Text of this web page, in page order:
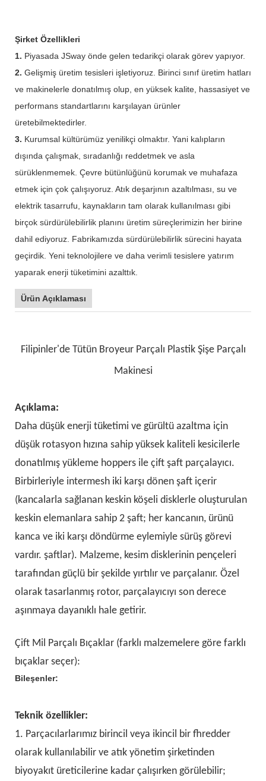
Şirket Özellikleri
1. Piyasada JSway önde gelen tedarikçi olarak görev yapıyor.
2. Gelişmiş üretim tesisleri işletiyoruz. Birinci sınıf üretim hatları
ve makinelerle donatılmış olup, en yüksek kalite, hassasiyet ve
performans standartlarını karşılayan ürünler
üretebilmektedirler.
3. Kurumsal kültürümüz yenilikçi olmaktır. Yani kalıpların
dışında çalışmak, sıradanlığı reddetmek ve asla
sürüklenmemek. Çevre bütünlüğünü korumak ve muhafaza
etmek için çok çalışıyoruz. Atık deşarjının azaltılması, su ve
elektrik tasarrufu, kaynakların tam olarak kullanılması gibi
birçok sürdürülebilirlik planını üretim süreçlerimizin her birine
dahil ediyoruz. Fabrikamızda sürdürülebilirlik sürecini hayata
geçirdik. Yeni teknolojilere ve daha verimli tesislere yatırım
yaparak enerji tüketimini azalttık.
Ürün Açıklaması
Filipinler'de Tütün Broyeur Parçalı Plastik Şişe Parçalı
Makinesi
Açıklama:
Daha düşük enerji tüketimi ve gürültü azaltma için
düşük rotasyon hızına sahip yüksek kaliteli kesicilerle
donatılmış yükleme hoppers ile çift şaft parçalayıcı.
Birbirleriyle intermesh iki karşı dönen şaft içerir
(kancalarla sağlanan keskin köşeli disklerle oluşturulan
keskin elemanlara sahip 2 şaft; her kancanın, ürünü
kanca ve iki karşı döndürme eylemiyle sürüş görevi
vardır. şaftlar). Malzeme, kesim disklerinin pençeleri
tarafından güçlü bir şekilde yırtılır ve parçalanır. Özel
olarak tasarlanmış rotor, parçalayıcıyı son derece
aşınmaya dayanıklı hale getirir.
Çift Mil Parçalı Bıçaklar (farklı malzemelere göre farklı
bıçaklar seçer):
Bileşenler:
Teknik özellikler:
1. Parçacılarlarımız birincil veya ikincil bir fhredder
olarak kullanılabilir ve atık yönetim şirketinden
biyoyakıt üreticilerine kadar çalışırken görülebilir;